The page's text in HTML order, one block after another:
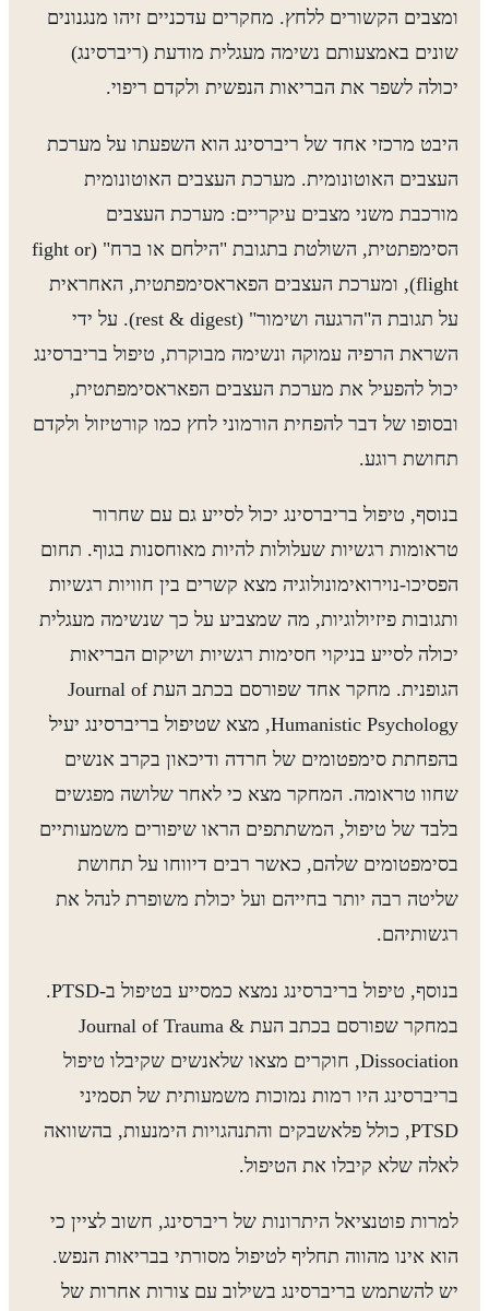
ומצבים הקשורים ללחץ. מחקרים עדכניים זיהו מנגנונים
שונים באמצעותם נשימה מעגלית מודעת (ריברסינג)
יכולה לשפר את הבריאות הנפשית ולקדם ריפוי.
היבט מרכזי אחד של ריברסינג הוא השפעתו על מערכת
העצבים האוטונומית. מערכת העצבים האוטונומית
מורכבת משני מצבים עיקריים: מערכת העצבים
הסימפתטית, השולטת בתגובת "הילחם או ברח" (fight or
flight), ומערכת העצבים הפאראסימפתטית, האחראית
על תגובת ה"הרגעה ושימור" (rest & digest). על ידי
השראת הרפיה עמוקה ונשימה מבוקרת, טיפול בריברסינג
יכול להפעיל את מערכת העצבים הפאראסימפתטית,
ובסופו של דבר להפחית הורמוני לחץ כמו קורטיזול ולקדם
תחושת רוגע.
בנוסף, טיפול בריברסינג יכול לסייע גם עם שחרור
טראומות רגשיות שעלולות להיות מאוחסנות בגוף. תחום
הפסיכו-נוירואימונולוגיה מצא קשרים בין חוויות רגשיות
ותגובות פיזיולוגיות, מה שמצביע על כך שנשימה מעגלית
יכולה לסייע בניקוי חסימות רגשיות ושיקום הבריאות
הגופנית. מחקר אחד שפורסם בכתב העת Journal of
Humanistic Psychology, מצא שטיפול בריברסינג יעיל
בהפחתת סימפטומים של חרדה ודיכאון בקרב אנשים
שחוו טראומה. המחקר מצא כי לאחר שלושה מפגשים
בלבד של טיפול, המשתתפים הראו שיפורים משמעותיים
בסימפטומים שלהם, כאשר רבים דיווחו על תחושת
שליטה רבה יותר בחייהם ועל יכולת משופרת לנהל את
רגשותיהם.
בנוסף, טיפול בריברסינג נמצא כמסייע בטיפול ב-PTSD.
במחקר שפורסם בכתב העת Journal of Trauma &
Dissociation, חוקרים מצאו שלאנשים שקיבלו טיפול
בריברסינג היו רמות נמוכות משמעותית של תסמיני
PTSD, כולל פלאשבקים והתנהגויות הימנעות, בהשוואה
לאלה שלא קיבלו את הטיפול.
למרות פוטנציאל היתרונות של ריברסינג, חשוב לציין כי
הוא אינו מהווה תחליף לטיפול מסורתי בבריאות הנפש.
יש להשתמש בריברסינג בשילוב עם צורות אחרות של